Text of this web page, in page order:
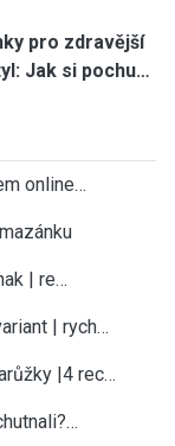
pro zdravější
Jak si pochu…
online…
| re…
| rych…
|4 rec…